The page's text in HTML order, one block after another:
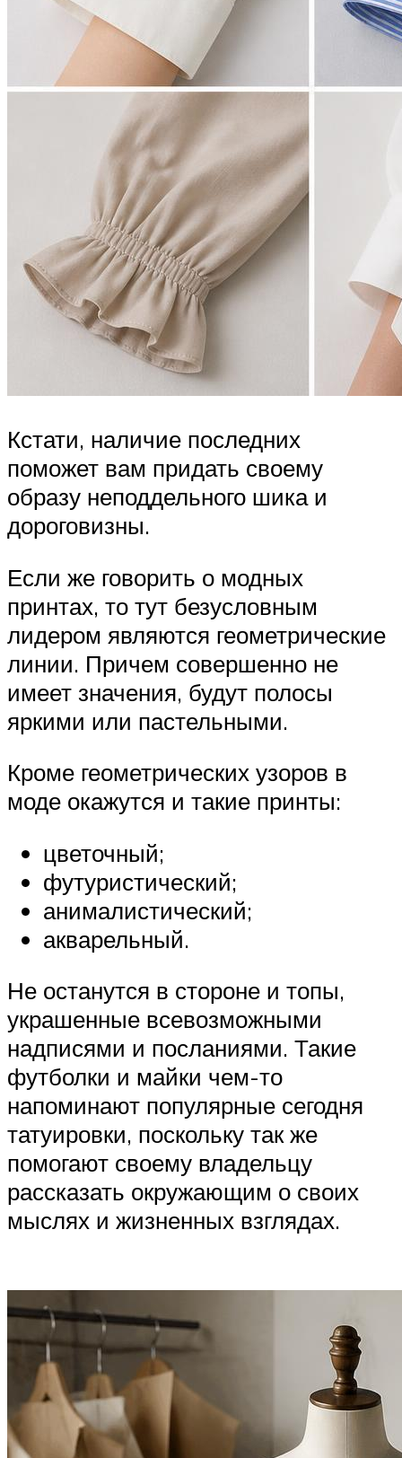
Кстати, наличие последних
поможет вам придать своему
образу неподдельного шика и
дороговизны.
Если же говорить о модных
принтах, то тут безусловным
лидером являются геометрические
линии. Причем совершенно не
имеет значения, будут полосы
яркими или пастельными.
Кроме геометрических узоров в
моде окажутся и такие принты:
цветочный;
футуристический;
анималистический;
акварельный.
Не останутся в стороне и топы,
украшенные всевозможными
надписями и посланиями. Такие
футболки и майки чем-то
напоминают популярные сегодня
татуировки, поскольку так же
помогают своему владельцу
рассказать окружающим о своих
мыслях и жизненных взглядах.